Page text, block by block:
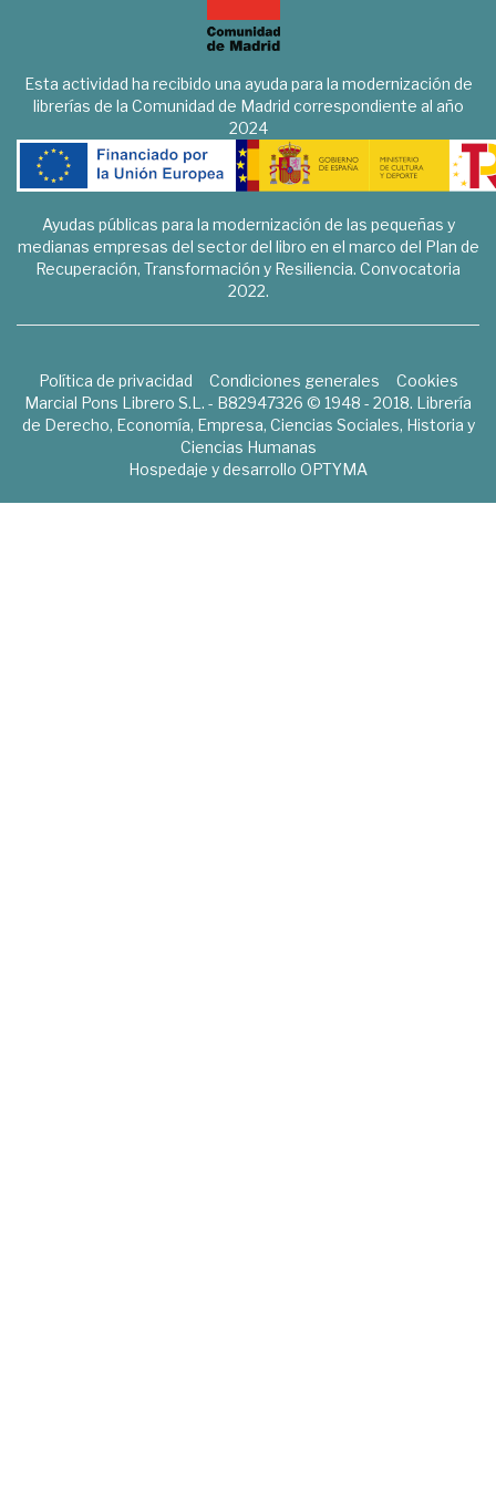
Esta actividad ha recibido una ayuda para la modernización de
librerías de la Comunidad de Madrid correspondiente al año
2024
Ayudas públicas para la modernización de las pequeñas y
medianas empresas del sector del libro en el marco del Plan de
Recuperación, Transformación y Resiliencia. Convocatoria
2022.
Política de privacidad Condiciones generales
Cookies
Marcial Pons Librero S.L. - B82947326 © 1948 - 2018. Librería
de Derecho, Economía, Empresa, Ciencias Sociales, Historia y
Ciencias Humanas
Hospedaje y desarrollo OPTYMA